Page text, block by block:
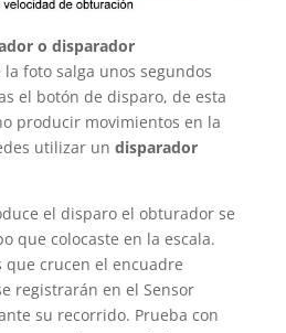
o disparador
foto salga unos segundos
el botón de disparo, de esta
producir movimientos en la
utilizar un disparador
el disparo el obturador se
que colocaste en la escala.
que crucen el encuadre
registrarán en el Sensor
su recorrido. Prueba con